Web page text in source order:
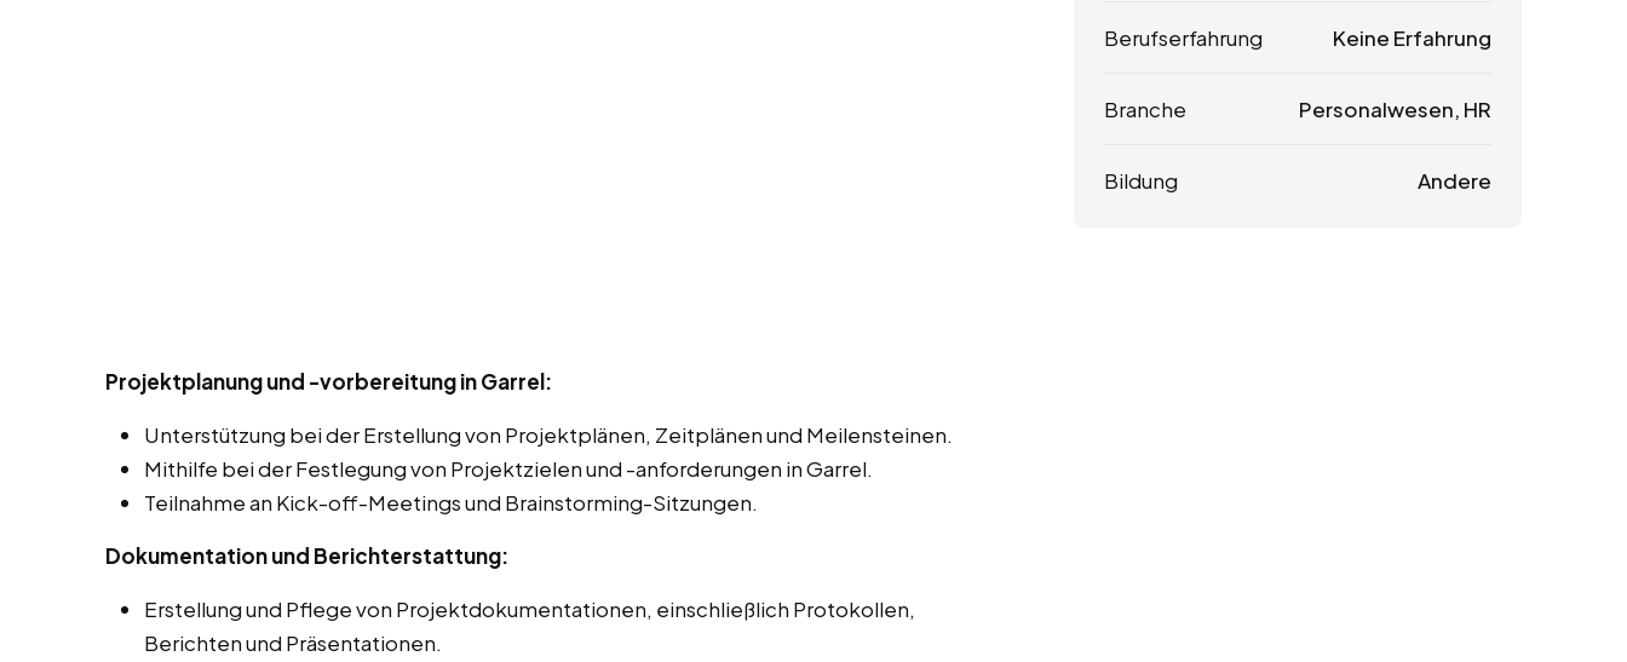
Projektplanung und -vorbereitung in Garrel:
Unterstützung bei der Erstellung von Projektplänen, Zeitplänen und Meilensteinen.
Mithilfe bei der Festlegung von Projektzielen und -anforderungen in Garrel.
Teilnahme an Kick-off-Meetings und Brainstorming-Sitzungen.
Dokumentation und Berichterstattung:
Erstellung und Pflege von Projektdokumentationen, einschließlich Protokollen,
Berichten und Präsentationen.
Berufserfahrung Keine Erfahrung
Branche Personalwesen, HR
Bildung Andere